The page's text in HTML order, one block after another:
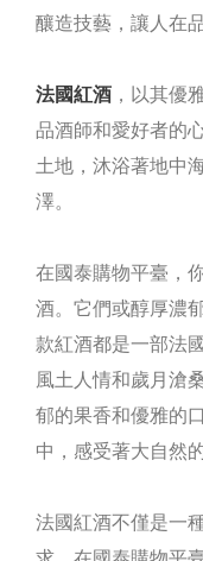
釀造技藝，讓人在
法國紅酒 ，以其優
品酒師和愛好者的
土地，沐浴著地中
澤。
在國泰購物平臺，
酒。它們或醇厚濃
款紅酒都是一部法
風土人情和歲月滄
郁的果香和優雅的
中，感受著大自然
法國紅酒不僅是一